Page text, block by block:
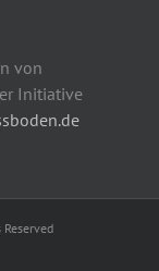
von
Initiative